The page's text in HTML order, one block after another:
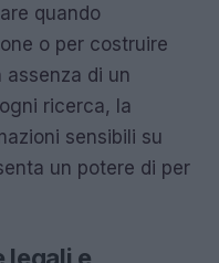
quando
o per costruire
di un
ricerca, la
sensibili su
un potere di per
legali e